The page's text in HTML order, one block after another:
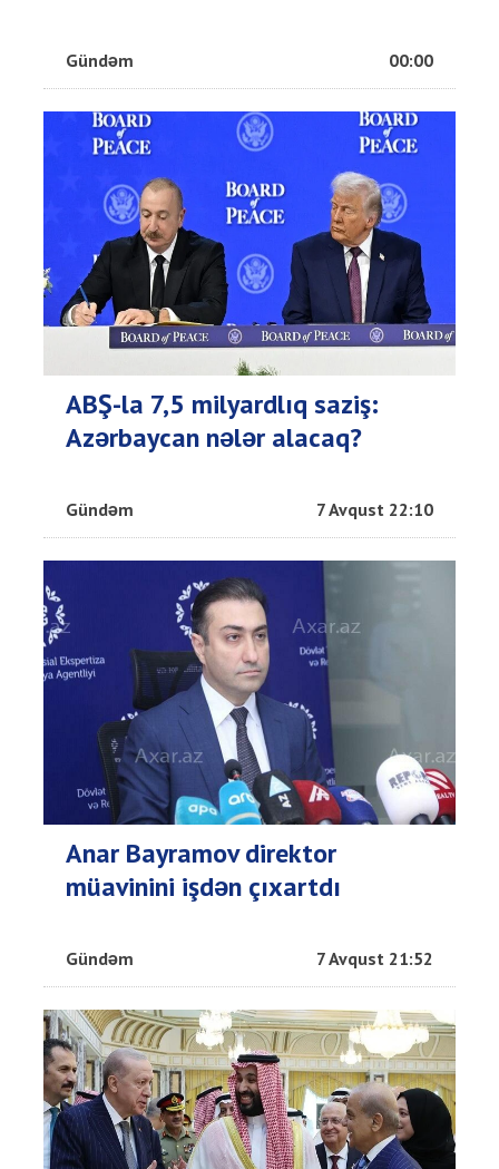
Gündəm 00:00
ABŞ-la 7,5 milyardlıq saziş:
Azərbaycan nələr alacaq?
Gündəm 7 Avqust 22:10
Anar Bayramov direktor
müavinini işdən çıxartdı
Gündəm 7 Avqust 21:52